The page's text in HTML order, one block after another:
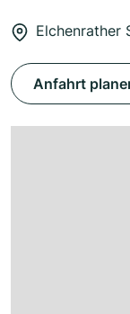
Elchenrather
Anfahrt